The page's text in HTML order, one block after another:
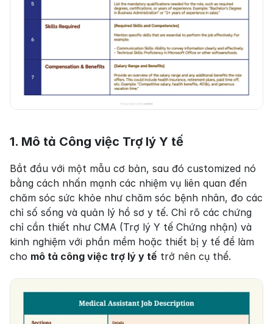
1. Mô tả Công việc Trợ lý Y tế
Bắt đầu với một mẫu cơ bản, sau đó customized nó
bằng cách nhấn mạnh các nhiệm vụ liên quan đến
chăm sóc sức khỏe như chăm sóc bệnh nhân, đo các
chỉ số sống và quản lý hồ sơ y tế. Chỉ rõ các chứng
chỉ cần thiết như CMA (Trợ lý Y tế Chứng nhận) và
kinh nghiệm với phần mềm hoặc thiết bị y tế để làm
cho mô tả công việc trợ lý y tế trở nên cụ thể.